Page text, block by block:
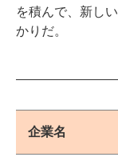
を積んで、新し
かりだ。
企業名